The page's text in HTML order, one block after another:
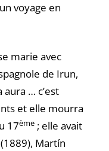
voyage en
marie avec
de Irun,
aura … c’est
et elle mourra
17ème ; elle avait
Martín